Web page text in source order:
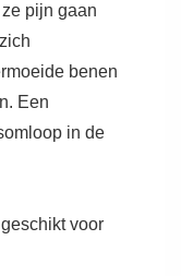
pijn gaan
benen
Een
in de
voor